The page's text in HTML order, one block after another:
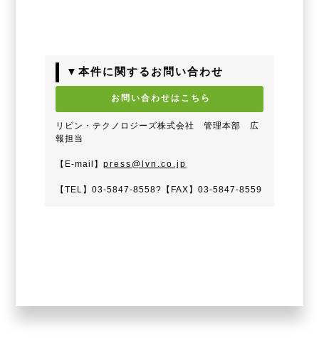
▼本件に関するお問い合わせ
お問い合わせはこちら
リビン・テクノロジーズ株式会社 管理本部 広
報担当
【E-mail】 press@lvn.co.jp
【TEL】03-5847-8558?【FAX】03-5847-8559